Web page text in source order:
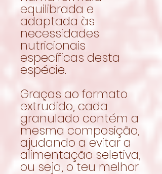
equilibrada e
adaptada às
necessidades
nutricionais
específicas desta
espécie.
Graças ao formato
extrudido, cada
granulado contém a
mesma composição,
ajudando a evitar a
alimentação seletiva,
ou seja, o teu melhor